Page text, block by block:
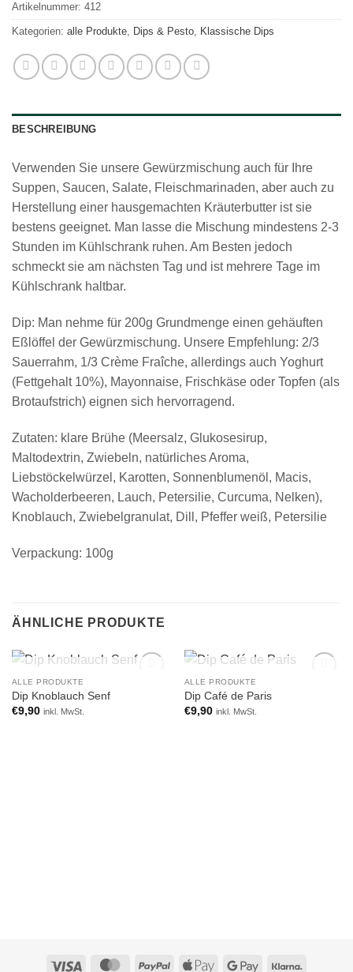
Artikelnummer: 412
Kategorien: alle Produkte, Dips & Pesto, Klassische Dips
BESCHREIBUNG
Verwenden Sie unsere Gewürzmischung auch für Ihre
Suppen, Saucen, Salate, Fleischmarinaden, aber auch zu
Herstellung einer hausgemachten Kräuterbutter ist sie
bestens geeignet. Man lasse die Mischung mindestens 2-3
Stunden im Kühlschrank ruhen. Am Besten jedoch
schmeckt sie am nächsten Tag und ist mehrere Tage im
Kühlschrank haltbar.
Dip: Man nehme für 200g Grundmenge einen gehäuften
Eßlöffel der Gewürzmischung. Unsere Empfehlung: 2/3
Sauerrahm, 1/3 Crème Fraîche, allerdings auch Yoghurt
(Fettgehalt 10%), Mayonnaise, Frischkäse oder Topfen (als
Brotaufstrich) eignen sich hervorragend.
Zutaten: klare Brühe (Meersalz, Glukosesirup,
Maltodextrin, Zwiebeln, natürliches Aroma,
Liebstöckelwürzel, Karotten, Sonnenblumenöl, Macis,
Wacholderbeeren, Lauch, Petersilie, Curcuma, Nelken),
Knoblauch, Zwiebelgranulat, Dill, Pfeffer weiß, Petersilie
Verpackung: 100g
ÄHNLICHE PRODUKTE
NICHT VORRÄTIG
ALLE PRODUKTE
Dip Knoblauch Senf
€9,90 inkl. MwSt.
NICHT VORRÄTIG
ALLE PRODUKTE
Dip Café de Paris
€9,90 inkl. MwSt.
Visa MasterCardPayPal Apple Google